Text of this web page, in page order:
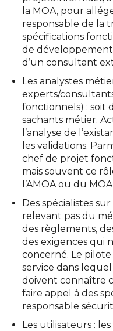
la MOA, pour
responsable de la
spécifications
de
d’un consultant
Les analystes
experts/
fonctionnels) : soit
sachants métier.
l’analyse de
les validations.
chef de projet
mais souvent ce
l’AMOA ou du
Des spécialistes
relevant pas du
des règlements,
des exigences qui
concerné. Le
service dans
doivent connaître
faire appel à des
responsable
Les utilisateurs :